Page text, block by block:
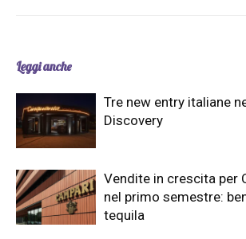
Leggi anche
Tre new entry italiane
Discovery
Vendite in crescita per
nel primo semestre:
tequila